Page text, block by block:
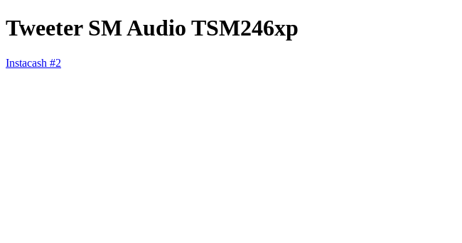
Tweeter SM Audio TSM246xp
Instacash #2